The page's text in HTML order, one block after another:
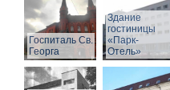
Госпиталь Св.
Георга
Здание
гостиницы
«Парк-
Отель»